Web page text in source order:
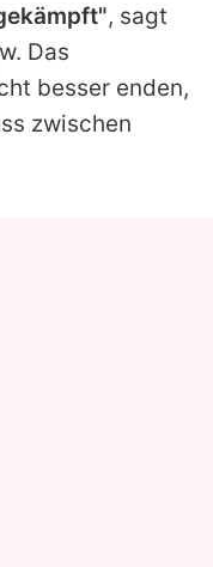
, sagt
Das
besser enden,
zwischen